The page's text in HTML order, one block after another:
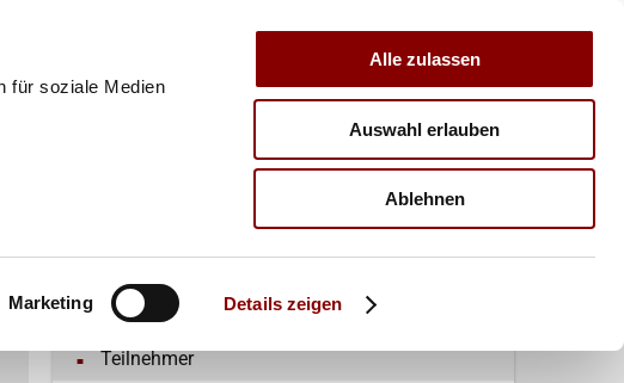
für soziale Medien
Marketing Details zeigen
Alle zulassen
Auswahl erlauben
Ablehnen
VERBAND TRAINER
Ausschreibung
Teilnehmer